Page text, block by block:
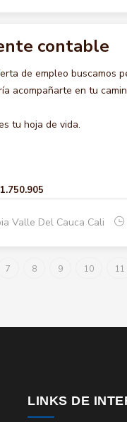
contable
de empleo buscamos
acompañarte en tu
tu hoja de vida.
Valle Del Cauca Cali
7 8 9 10 11
LINKS DE